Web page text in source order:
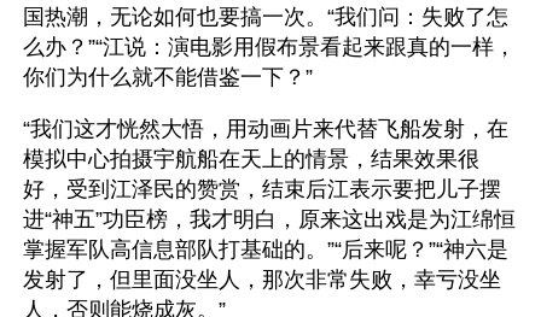
国热潮，无论如何也要搞一次。“我们问：失败了怎
么办？”“江说：演电影用假布景看起来跟真的一样，
你们为什么就不能借鉴一下？”
“我们这才恍然大悟，用动画片来代替飞船发射，在
模拟中心拍摄宇航船在天上的情景，结果效果很
好，受到江泽民的赞赏，结束后江表示要把儿子摆
进“神五”功臣榜，我才明白，原来这出戏是为江绵恒
掌握军队高信息部队打基础的。”“后来呢？”“神六是
发射了，但里面没坐人，那次非常失败，幸亏没坐
人，否则能烧成灰。”